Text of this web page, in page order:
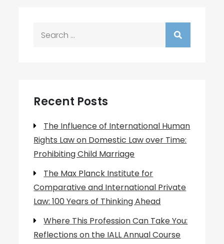
Recent Posts
The Influence of International Human
Rights Law on Domestic Law over Time:
Prohibiting Child Marriage
The Max Planck Institute for
Comparative and International Private
Law: 100 Years of Thinking Ahead
Where This Profession Can Take You:
Reflections on the IALL Annual Course